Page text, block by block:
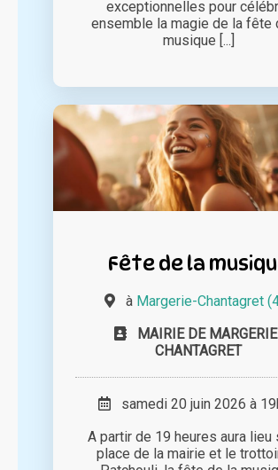
exceptionnelles pour
ensemble la magie de la fête
musique [...]
Fête de la
à Margerie-Chantagret
MAIRIE DE
CHANTAGRET
samedi 20 juin 2026 à
A partir de 19 heures aura lieu
place de la mairie et le